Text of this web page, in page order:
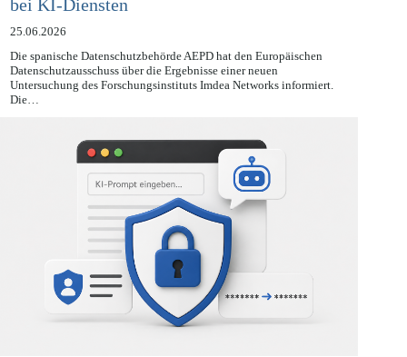
bei KI-Diensten
25.06.2026
Die spanische Datenschutzbehörde AEPD hat den Europäischen
Datenschutzausschuss über die Ergebnisse einer neuen
Untersuchung des Forschungsinstituts Imdea Networks informiert.